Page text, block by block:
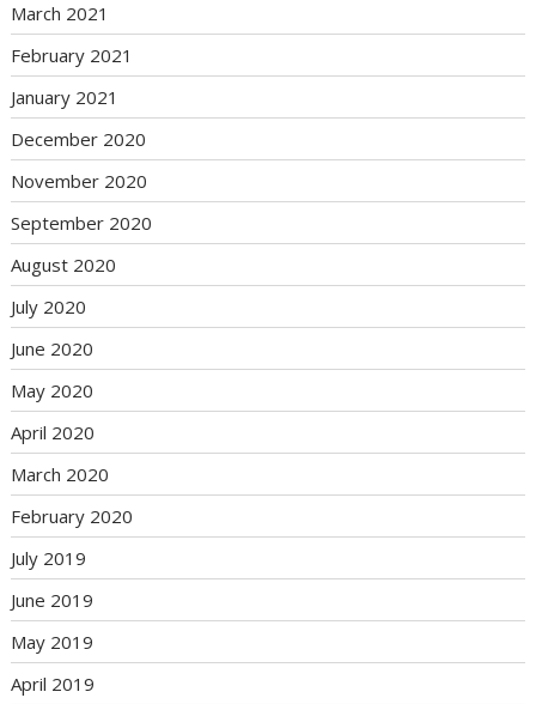
March 2021
February 2021
January 2021
December 2020
November 2020
September 2020
August 2020
July 2020
June 2020
May 2020
April 2020
March 2020
February 2020
July 2019
June 2019
May 2019
April 2019